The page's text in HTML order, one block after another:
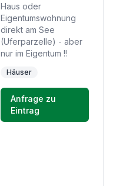
Haus oder
Eigentumswohnung
direkt am See
(Uferparzelle) - aber
nur im Eigentum !!
Häuser
Anfrage zu
Eintrag